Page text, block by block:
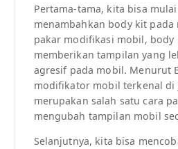
Pertama-tama, kita bisa
menambahkan body kit
pakar modifikasi mobil, body
memberikan tampilan yang
agresif pada mobil. Menurut
modifikator mobil terkenal di
merupakan salah satu cara
mengubah tampilan mobil
Selanjutnya, kita bisa